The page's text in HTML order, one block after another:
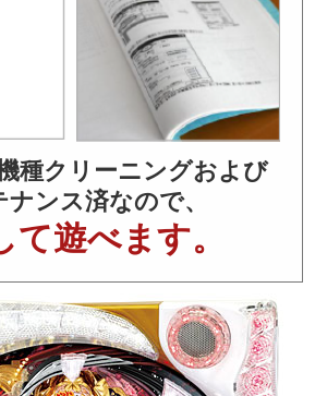
種クリーニングおよび
ナンス済なので、
て遊べます。